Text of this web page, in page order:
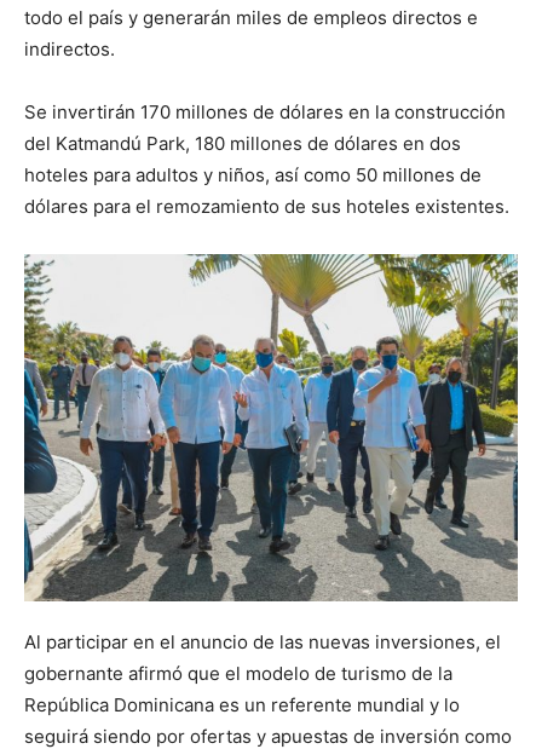
todo el país y generarán miles de empleos directos e
indirectos.
Se invertirán 170 millones de dólares en la construcción
del Katmandú Park, 180 millones de dólares en dos
hoteles para adultos y niños, así como 50 millones de
dólares para el remozamiento de sus hoteles existentes.
Al participar en el anuncio de las nuevas inversiones, el
gobernante afirmó que el modelo de turismo de la
República Dominicana es un referente mundial y lo
seguirá siendo por ofertas y apuestas de inversión como